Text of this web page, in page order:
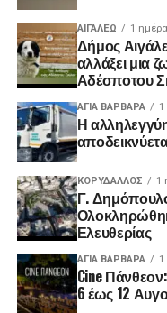
ΑΙΓΑΛΕΩ 1
Δήμος
αλλάξει μια
Αδέσποτου
ΑΓΙΑ ΒΑΡΒΑΡΑ
Η
ΚΟΡΥΔΑΛΛΟΣ 1
Γ.
Ελευθερίας
ΑΓΙΑ ΒΑΡΒΑΡΑ
Cine
6 έως 12